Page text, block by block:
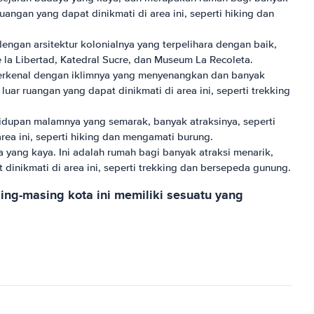
yang dapat dinikmati di area ini, seperti hiking dan
arsitektur kolonialnya yang terpelihara dengan baik,
Libertad, Katedral Sucre, dan Museum La Recoleta.
dengan iklimnya yang menyenangkan dan banyak
ruangan yang dapat dinikmati di area ini, seperti trekking
malamnya yang semarak, banyak atraksinya, seperti
ini, seperti hiking dan mengamati burung.
kaya. Ini adalah rumah bagi banyak atraksi menarik,
dinikmati di area ini, seperti trekking dan bersepeda gunung.
masing kota ini memiliki sesuatu yang